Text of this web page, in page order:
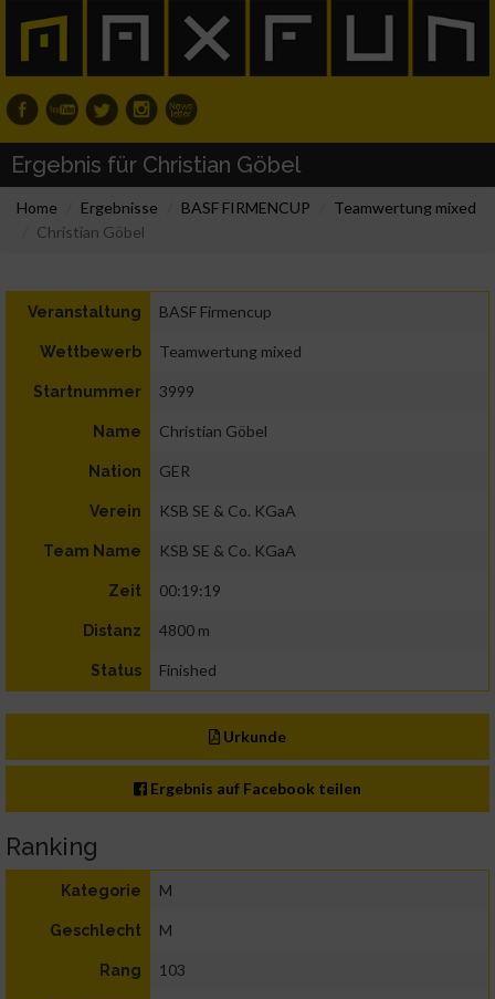
Ergebnis für Christian Göbel
Home Ergebnisse BASF FIRMENCUP
Teamwertung mixed
Christian Göbel
Veranstaltung BASF Firmencup
Wettbewerb Teamwertung mixed
Startnummer 3999
Name Christian Göbel
Nation GER
Verein KSB SE & Co. KGaA
Team Name KSB SE & Co. KGaA
Zeit 00:19:19
Distanz 4800 m
Status Finished
Urkunde
Ergebnis auf Facebook teilen
Ranking
Kategorie M
Geschlecht M
Rang 103